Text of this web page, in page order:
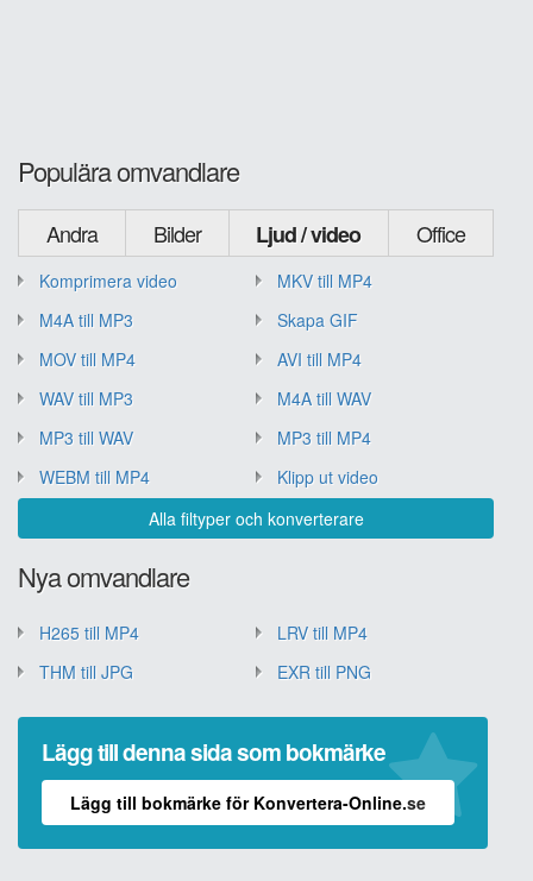
Populära omvandlare
Andra Bilder Ljud / video Office
Komprimera video
MKV till MP4
M4A till MP3
Skapa GIF
MOV till MP4
AVI till MP4
WAV till MP3
M4A till WAV
MP3 till WAV
MP3 till MP4
WEBM till MP4
Klipp ut video
Alla filtyper och konverterare
Nya omvandlare
H265 till MP4
LRV till MP4
THM till JPG
EXR till PNG
Lägg till denna sida som bokmärke
Lägg till bokmärke för Konvertera-Online.se